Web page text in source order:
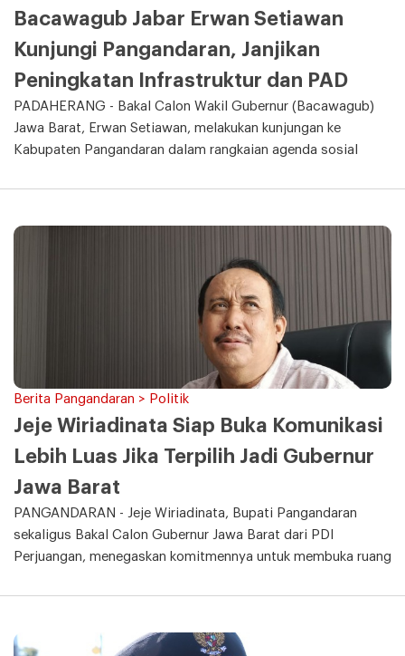
Bacawagub Jabar Erwan Setiawan
Kunjungi Pangandaran, Janjikan
Peningkatan Infrastruktur dan PAD
PADAHERANG - Bakal Calon Wakil Gubernur (Bacawagub)
Jawa Barat, Erwan Setiawan, melakukan kunjungan ke
Kabupaten Pangandaran dalam rangkaian agenda sosial
Berita Pangandaran > Politik
Jeje Wiriadinata Siap Buka Komunikasi
Lebih Luas Jika Terpilih Jadi Gubernur
Jawa Barat
PANGANDARAN - Jeje Wiriadinata, Bupati Pangandaran
sekaligus Bakal Calon Gubernur Jawa Barat dari PDI
Perjuangan, menegaskan komitmennya untuk membuka ruang